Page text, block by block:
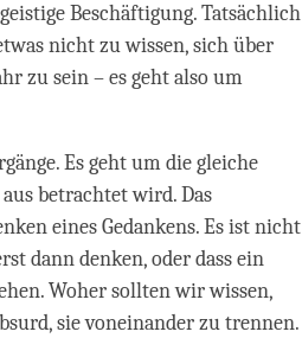
Beschäftigung. Tatsächlich
nicht zu wissen, sich über
zu sein – es geht also um
Es geht um die gleiche
betrachtet wird. Das
eines Gedankens. Es ist nicht
dann denken, oder dass ein
Woher sollten wir wissen,
sie voneinander zu trennen.